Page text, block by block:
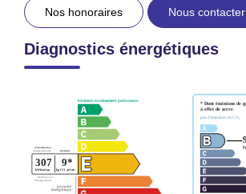
Nos honoraires Nous contacter
Diagnostics énergétiques